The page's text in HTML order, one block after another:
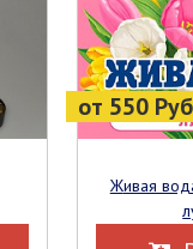
от 550
Живая вода для декоративных